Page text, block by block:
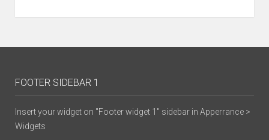
FOOTER SIDEBAR 1
Insert your widget on "Footer widget 1" sidebar in Apperrance >
Widgets